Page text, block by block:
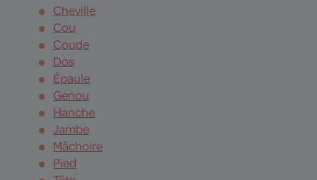
Cheville
Cou
Coude
Dos
Épaule
Genou
Hanche
Jambe
Mâchoire
Pied